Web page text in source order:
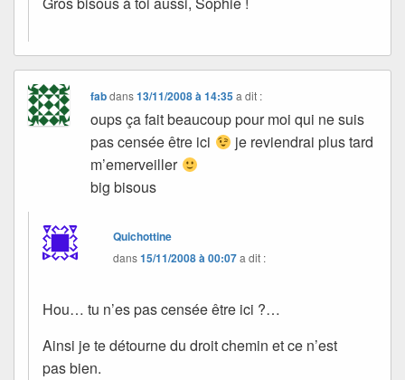
fabdans13/11/2008 à 14:35 a dit :
oups ça fait beaucoup pour moi qui ne suis
pas censée être ici
je reviendrai plus tard
m’emerveiller
big bisous
Quichottine
dans15/11/2008 à 00:07a dit :
Hou… tu n’es pas censée être ici ?…
Ainsi je te détourne du droit chemin et ce n’est
pas bien.